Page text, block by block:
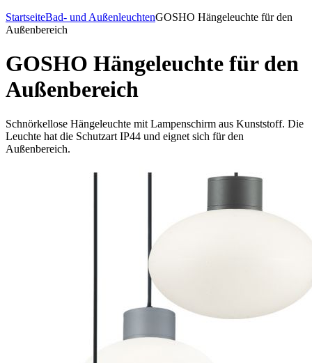
StartseiteBad- und AußenleuchtenGOSHO Hängeleuchte für den
Außenbereich
GOSHO Hängeleuchte für den
Außenbereich
Schnörkellose Hängeleuchte mit Lampenschirm aus Kunststoff. Die
Leuchte hat die Schutzart IP44 und eignet sich für den
Außenbereich.